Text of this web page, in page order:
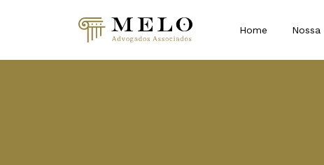
Home Nossa